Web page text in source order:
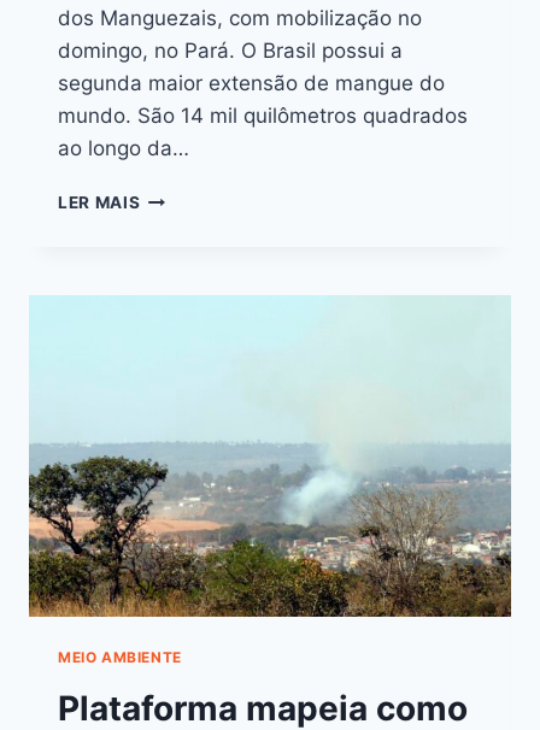
dos Manguezais, com mobilização no
domingo, no Pará. O Brasil possui a
segunda maior extensão de mangue do
mundo. São 14 mil quilômetros quadrados
ao longo da…
LER MAIS
MEIO AMBIENTE
Plataforma mapeia como